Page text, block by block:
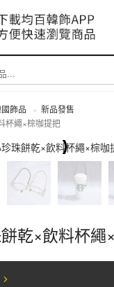
集預告：9/4-9/6 淡水捷運
告：9/12-9/13 八里海巡
告：8/22-8/23 桃園青埔
飾品
新品發售
杯繩×棕咖提把
乾×飲料杯繩